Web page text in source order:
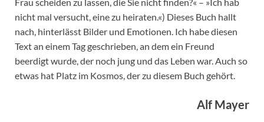
nicht mal versucht, eine zu heiraten.«) Dieses Buch hallt
nach, hinterlässt Bilder und Emotionen. Ich habe diesen
Text an einem Tag geschrieben, an dem ein Freund
beerdigt wurde, der noch jung und das Leben war. Auch so
etwas hat Platz im Kosmos, der zu diesem Buch gehört.
Alf Mayer